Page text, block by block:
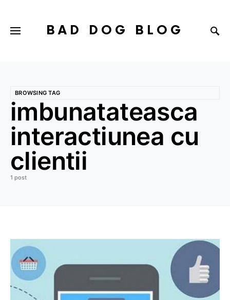
BAD DOG BLOG
BROWSING TAG
imbunatateasca
interactiunea cu
clientii
1 post